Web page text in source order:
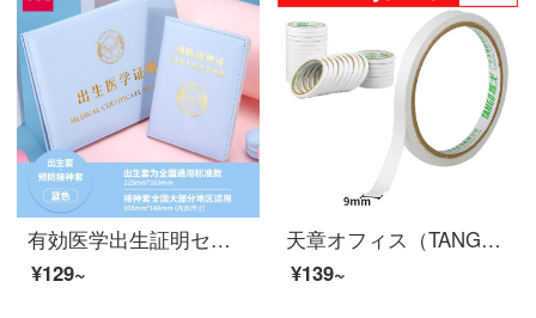
有効医学出生証明セット予防接種セット赤ちゃん用アニメベビーカバー新生児出生証カバーとワクチン本子供予防接種証ジャケット出生証明＋予防接種証【青】
¥129~
天章オフィス（TANGO）両面テープ事務用品学生用両面テープ9 mm*10 y（9.1 m/巻）32巻/袋/紙テープ
¥139~